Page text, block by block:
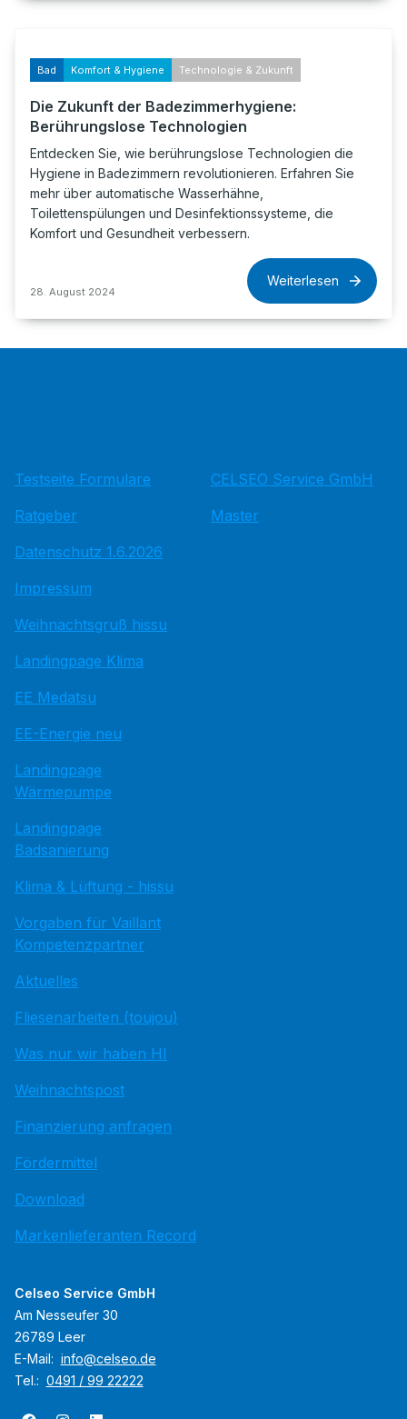
Bad Komfort & Hygiene Technologie & Zukunft
Die Zukunft der Badezimmerhygiene:
Berührungslose Technologien
Entdecken Sie, wie berührungslose Technologien die
Hygiene in Badezimmern revolutionieren. Erfahren Sie
mehr über automatische Wasserhähne,
Toilettenspülungen und Desinfektionssysteme, die
Komfort und Gesundheit verbessern.
28. August 2024
Weiterlesen
Testseite Formulare
Ratgeber
Datenschutz 1.6.2026
Impressum
Weihnachtsgruß hissu
Landingpage Klima
EE Medatsu
EE-Energie neu
Landingpage
Wärmepumpe
Landingpage
Badsanierung
Klima & Lüftung - hissu
Vorgaben für Vaillant
Kompetenzpartner
Aktuelles
Fliesenarbeiten (toujou)
Was nur wir haben HI
Weihnachtspost
Finanzierung anfragen
Fördermittel
Download
Markenlieferanten Record
CELSEO Service GmbH
Master
Celseo Service GmbH
Am Nesseufer 30
26789 Leer
E-Mail: info@celseo.de
Tel.: 0491 / 99 22222